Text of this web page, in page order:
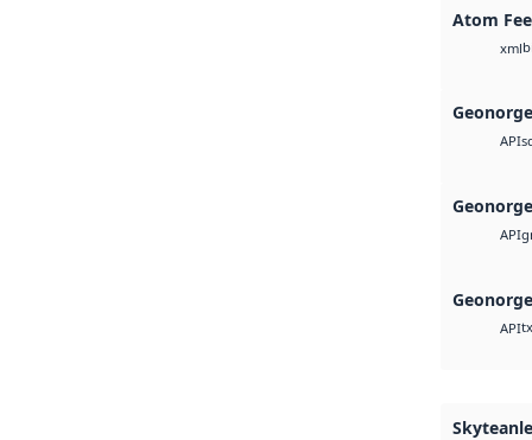
Atom
xml
API
API
API